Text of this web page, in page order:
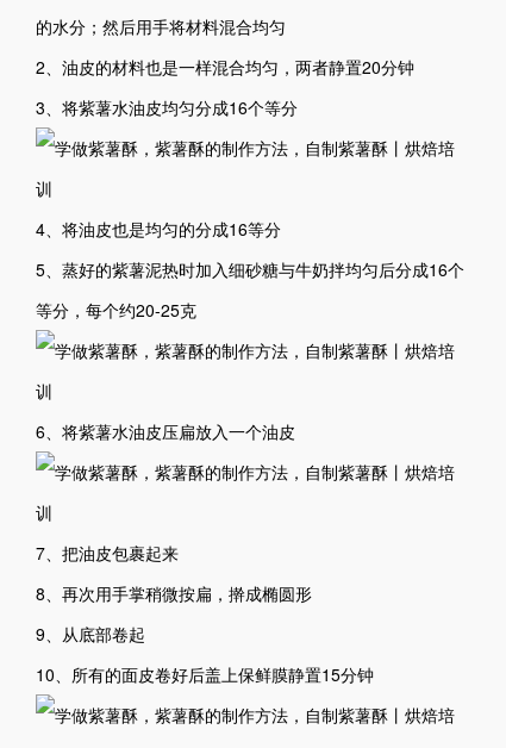
的水分；然后用手将材料混合均匀
2、油皮的材料也是一样混合均匀，两者静置20分钟
3、将紫薯水油皮均匀分成16个等分
4、将油皮也是均匀的分成16等分
5、蒸好的紫薯泥热时加入细砂糖与牛奶拌均匀后分成16个
等分，每个约20-25克
6、将紫薯水油皮压扁放入一个油皮
7、把油皮包裹起来
8、再次用手掌稍微按扁，擀成椭圆形
9、从底部卷起
10、所有的面皮卷好后盖上保鲜膜静置15分钟